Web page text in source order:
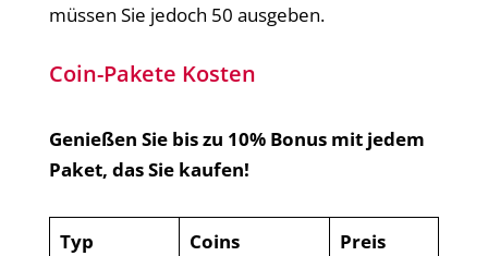
müssen Sie jedoch 50 ausgeben.
Coin-Pakete Kosten
Genießen Sie bis zu 10% Bonus mit jedem
Paket, das Sie kaufen!
Typ Coins
Preis